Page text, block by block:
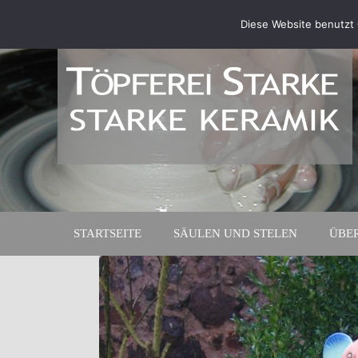
STARTSEITE SÄULEN UND STELEN
Diese Website